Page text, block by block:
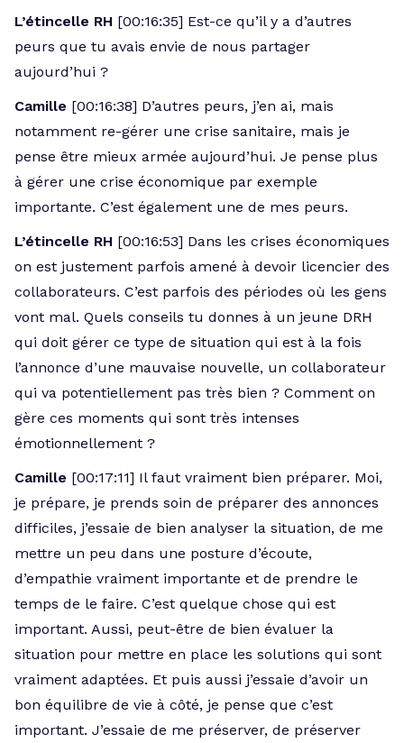
L’étincelle RH [00:16:35] Est-ce qu’il y a d’autres
peurs que tu avais envie de nous partager
aujourd’hui ?
Camille [00:16:38] D’autres peurs, j’en ai, mais
notamment re-gérer une crise sanitaire, mais je
pense être mieux armée aujourd’hui. Je pense plus
à gérer une crise économique par exemple
importante. C’est également une de mes peurs.
L’étincelle RH [00:16:53] Dans les crises économiques
on est justement parfois amené à devoir licencier des
collaborateurs. C’est parfois des périodes où les gens
vont mal. Quels conseils tu donnes à un jeune DRH
qui doit gérer ce type de situation qui est à la fois
l’annonce d’une mauvaise nouvelle, un collaborateur
qui va potentiellement pas très bien ? Comment on
gère ces moments qui sont très intenses
émotionnellement ?
Camille [00:17:11] Il faut vraiment bien préparer. Moi,
je prépare, je prends soin de préparer des annonces
difficiles, j’essaie de bien analyser la situation, de me
mettre un peu dans une posture d’écoute,
d’empathie vraiment importante et de prendre le
temps de le faire. C’est quelque chose qui est
important. Aussi, peut-être de bien évaluer la
situation pour mettre en place les solutions qui sont
vraiment adaptées. Et puis aussi j’essaie d’avoir un
bon équilibre de vie à côté, je pense que c’est
important. J’essaie de me préserver, de préserver